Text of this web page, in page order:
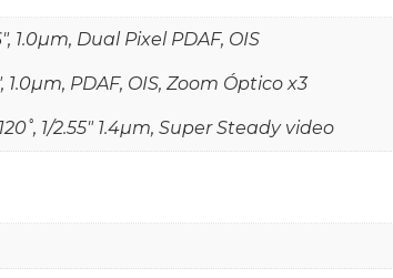
1.0µm, Dual Pixel PDAF, OIS
1.0µm, PDAF, OIS, Zoom Óptico x3
1/2.55" 1.4µm, Super Steady video